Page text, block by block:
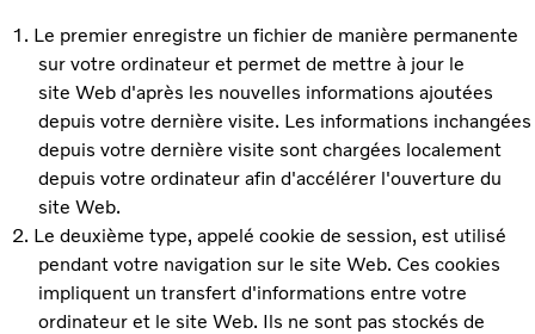
Le premier enregistre un fichier de manière permanente
sur votre ordinateur et permet de mettre à jour le
site Web d'après les nouvelles informations ajoutées
depuis votre dernière visite. Les informations inchangées
depuis votre dernière visite sont chargées localement
depuis votre ordinateur afin d'accélérer l'ouverture du
site Web.
Le deuxième type, appelé cookie de session, est utilisé
pendant votre navigation sur le site Web. Ces cookies
impliquent un transfert d'informations entre votre
ordinateur et le site Web. Ils ne sont pas stockés de